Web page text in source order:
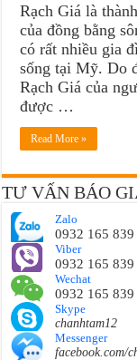
Rạch Giá là
của đồng bằng
có rất nhiều gia
sống tại Mỹ. Do
Rạch Giá của
được …
Read More »
TƯ VẤN BÁO
Zalo
0932 165 839
Viber
0932 165 839
Wechat
0932 165 839
Skype
chanhtam12
Messenger
facebook.com/